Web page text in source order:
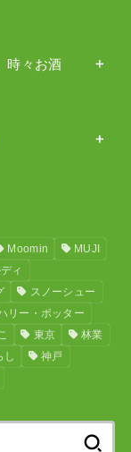
時々お酒
Moomin
MUJI
ィ
スノーシュー
リー・ポッター
東京
林業
し
神戸